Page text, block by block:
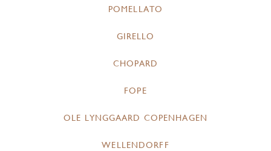
POMELLATO
GIRELLO
CHOPARD
FOPE
OLE LYNGGAARD COPENHAGEN
WELLENDORFF